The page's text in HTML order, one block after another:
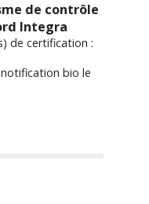
de contrôle
Integra
de certification :
bio le